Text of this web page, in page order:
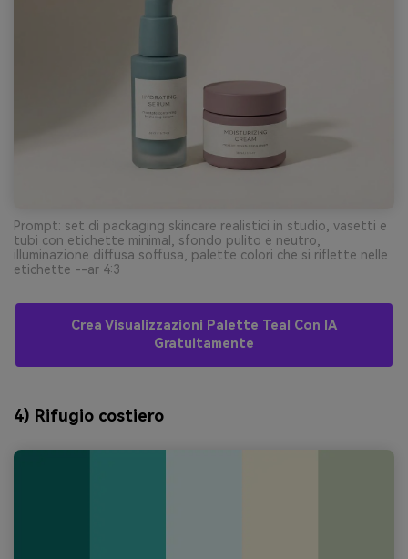
Prompt: set di packaging skincare realistici in studio, vasetti e
tubi con etichette minimal, sfondo pulito e neutro,
illuminazione diffusa soffusa, palette colori che si riflette nelle
etichette --ar 4:3
Crea Visualizzazioni Palette Teal Con IA
Gratuitamente
4) Rifugio costiero